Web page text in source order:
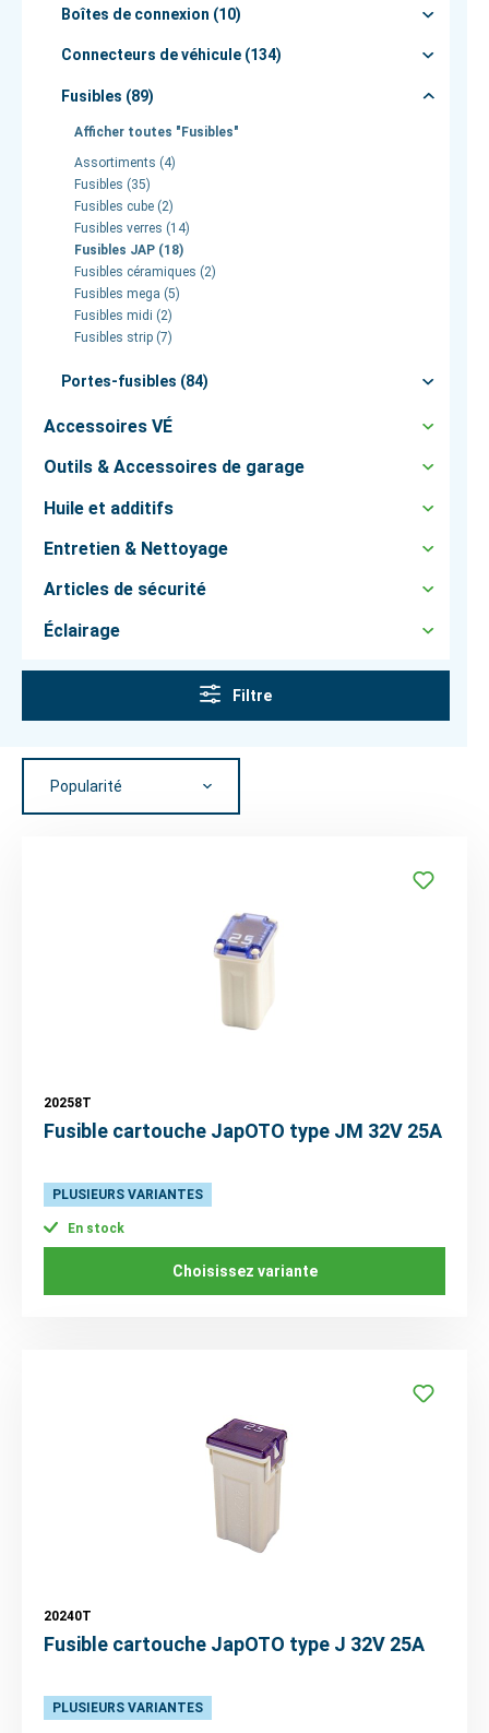
Boîtes de connexion (10)
Connecteurs de véhicule (134)
Fusibles (89)
Afficher toutes "Fusibles"
Assortiments (4)
Fusibles (35)
Fusibles cube (2)
Fusibles verres (14)
Fusibles JAP (18)
Fusibles céramiques (2)
Fusibles mega (5)
Fusibles midi (2)
Fusibles strip (7)
Portes-fusibles (84)
Accessoires VÉ
Outils & Accessoires de garage
Huile et additifs
Entretien & Nettoyage
Articles de sécurité
Éclairage
Filtre
20258T
Fusible cartouche JapOTO type JM 32V 25A
PLUSIEURS VARIANTES
En stock
Choisissez variante
20240T
Fusible cartouche JapOTO type J 32V 25A
PLUSIEURS VARIANTES